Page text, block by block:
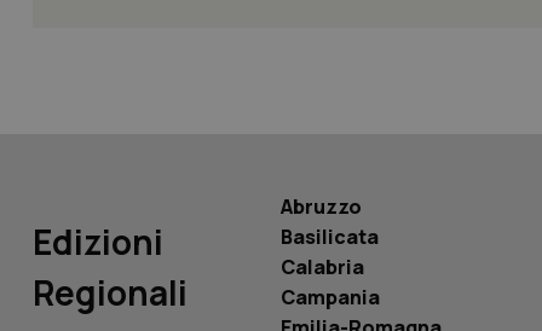
Edizioni
Regionali
Abruzzo
Basilicata
Calabria
Campania